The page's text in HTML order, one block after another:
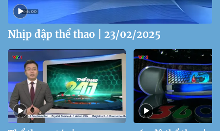
Nhịp đập thể thao | 23/02/2025